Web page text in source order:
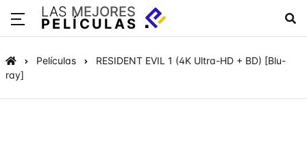
LAS MEJORES
PELÍCULAS
Películas
RESIDENT EVIL 1 (4K Ultra-HD + BD) [Blu-
ray]